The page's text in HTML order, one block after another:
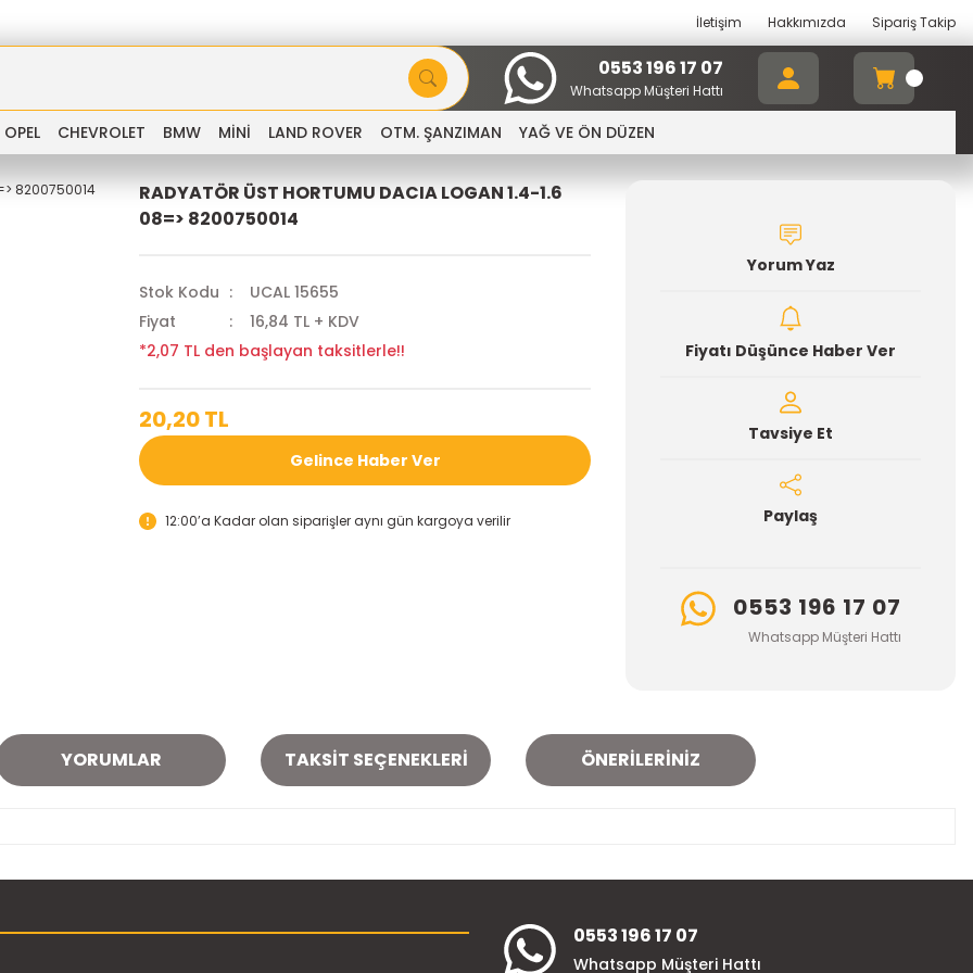
İletişim Hakkımızda Sipariş Takip
0553 196 17 07
Whatsapp Müşteri Hattı
OPEL CHEVROLET BMW MİNİ LAND ROVER OTM. ŞANZIMAN YAĞ VE ÖN DÜZEN
RADYATÖR ÜST HORTUMU DACIA LOGAN 1.4-1.6
08=> 8200750014
Stok Kodu
UCAL 15655
Fiyat
16,84 TL + KDV
*2,07 TL den başlayan taksitlerle!!
20,20 TL
Gelince Haber Ver
12:00’a Kadar olan siparişler aynı gün kargoya verilir
Yorum Yaz
Fiyatı Düşünce Haber Ver
Tavsiye Et
Paylaş
0553 196 17 07
Whatsapp Müşteri Hattı
YORUMLAR TAKSIT SEÇENEKLERI ÖNERILERINIZ
Bu ürüne ilk yorumu siz yapın! 0553 196 17 07
Whatsapp Müşteri Hattı